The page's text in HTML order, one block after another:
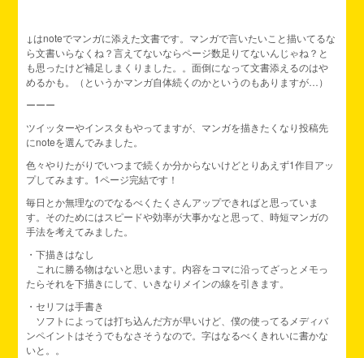
↓はnoteでマンガに添えた文書です。マンガで言いたいこと描いてるな
ら文書いらなくね？言えてないならページ数足りてないんじゃね？と
も思ったけど補足しまくりました。。面倒になって文書添えるのはや
めるかも。（というかマンガ自体続くのかというのもありますが…）
ーーー
ツイッターやインスタもやってますが、マンガを描きたくなり投稿先
にnoteを選んでみました。
色々やりたがりでいつまで続くか分からないけどとりあえず1作目アッ
プしてみます。1ページ完結です！
毎日とか無理なのでなるべくたくさんアップできればと思っていま
す。そのためにはスピードや効率が大事かなと思って、時短マンガの
手法を考えてみました。
・下描きはなし
これに勝る物はないと思います。内容をコマに沿ってざっとメモっ
たらそれを下描きにして、いきなりメインの線を引きます。
・セリフは手書き
ソフトによっては打ち込んだ方が早いけど、僕の使ってるメディバ
ンペイントはそうでもなさそうなので。字はなるべくきれいに書かな
いと。。